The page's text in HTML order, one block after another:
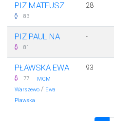
PIZ MATEUSZ
83
28
PIZ PAULINA
81
-
PŁAWSKA EWA
77 · MGM
Warszewo / Ewa
Pławska
93